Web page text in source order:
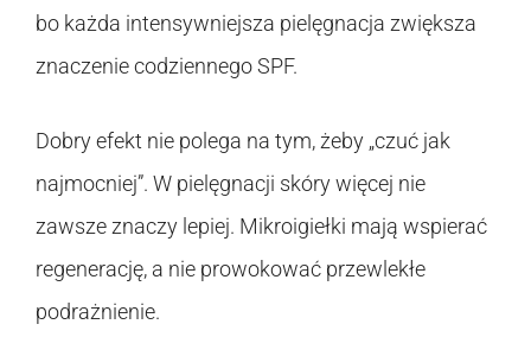
bo każda intensywniejsza pielęgnacja zwiększa
znaczenie codziennego SPF.
Dobry efekt nie polega na tym, żeby „czuć jak
najmocniej”. W pielęgnacji skóry więcej nie
zawsze znaczy lepiej. Mikroigiełki mają wspierać
regenerację, a nie prowokować przewlekłe
podrażnienie.